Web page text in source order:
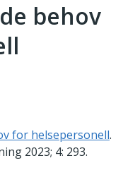
behov
for helsepersonell.
2023; 4: 293.